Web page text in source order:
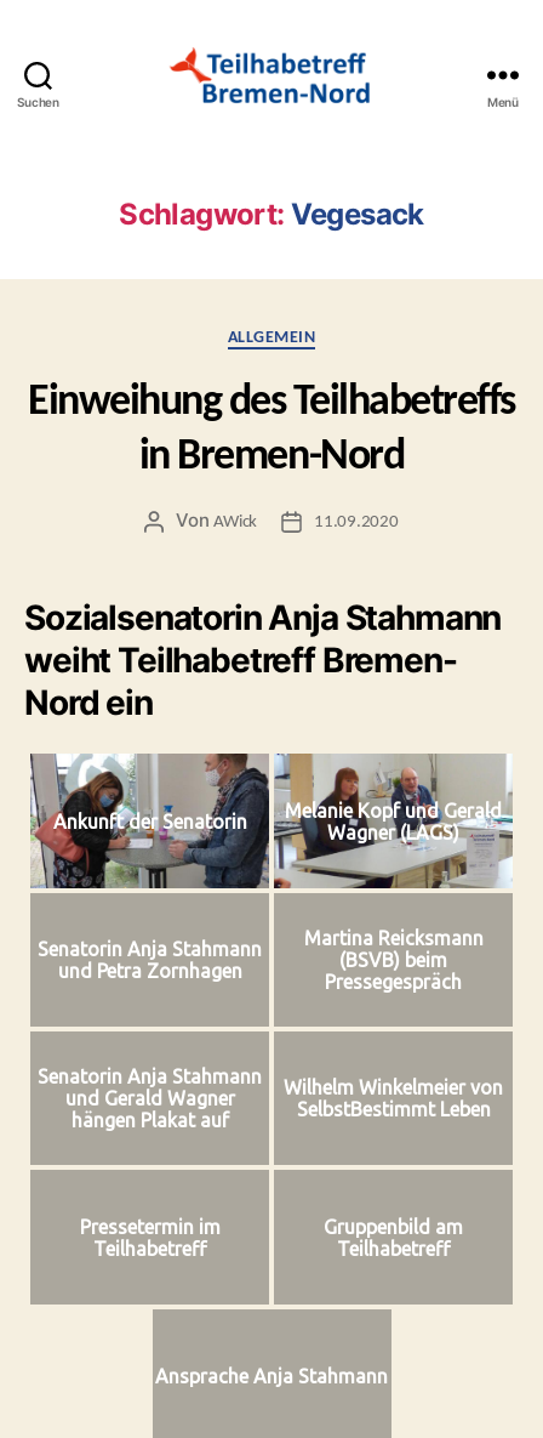
Suchen Menü
Schlagwort: Vegesack
Kategorien
ALLGEMEIN
Einweihung des Teilhabetreffs
in Bremen-Nord
Beitragsautor
VonAWick Beitragsdatum
11.09.2020
Sozialsenatorin Anja Stahmann
weiht Teilhabetreff Bremen-
Nord ein
Ankunft der Senatorin
Melanie Kopf und Gerald
Wagner (LAGS)
Senatorin Anja Stahmann
und Petra Zornhagen
Martina Reicksmann
(BSVB) beim
Pressegespräch
Senatorin Anja Stahmann
und Gerald Wagner
hängen Plakat auf
Wilhelm Winkelmeier von
SelbstBestimmt Leben
Pressetermin im
Teilhabetreff
Gruppenbild am
Teilhabetreff
Ansprache Anja Stahmann